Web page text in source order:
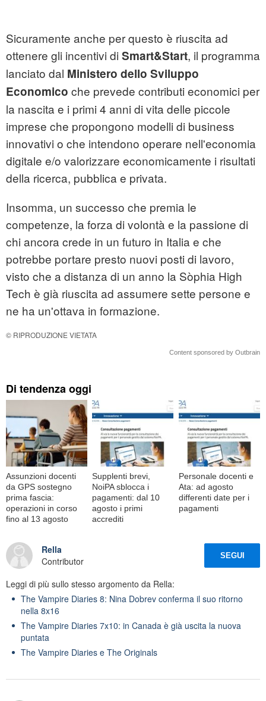
Sicuramente anche per questo è riuscita ad
ottenere gli incentivi di Smart&Start, il programma
lanciato dal Ministero dello Sviluppo
Economico che prevede contributi economici per
la nascita e i primi 4 anni di vita delle piccole
imprese che propongono modelli di business
innovativi o che intendono operare nell'economia
digitale e/o valorizzare economicamente i risultati
della ricerca, pubblica e privata.
Insomma, un successo che premia le
competenze, la forza di volontà e la passione di
chi ancora crede in un futuro in Italia e che
potrebbe portare presto nuovi posti di lavoro,
visto che a distanza di un anno la Sòphia High
Tech è già riuscita ad assumere sette persone e
ne ha un'ottava in formazione.
© RIPRODUZIONE VIETATA
Content sponsored by Outbrain
Di tendenza oggi
Assunzioni docenti
da GPS sostegno
prima fascia:
operazioni in corso
fino al 13 agosto
Supplenti brevi,
NoiPA sblocca i
pagamenti: dal 10
agosto i primi
accrediti
Personale docenti e
Ata: ad agosto
differenti date per i
pagamenti
Rella
Contributor
SEGUI
Leggi di più sullo stesso argomento da Rella:
The Vampire Diaries 8: Nina Dobrev conferma il suo ritorno
nella 8x16
The Vampire Diaries 7x10: in Canada è già uscita la nuova
puntata
The Vampire Diaries e The Originals